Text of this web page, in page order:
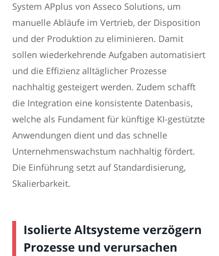
System APplus von Asseco Solutions, um
manuelle Abläufe im Vertrieb, der Disposition
und der Produktion zu eliminieren. Damit
sollen wiederkehrende Aufgaben automatisiert
und die Effizienz alltäglicher Prozesse
nachhaltig gesteigert werden. Zudem schafft
die Integration eine konsistente Datenbasis,
welche als Fundament für künftige KI-gestützte
Anwendungen dient und das schnelle
Unternehmenswachstum nachhaltig fördert.
Die Einführung setzt auf Standardisierung,
Skalierbarkeit.
Isolierte Altsysteme verzögern
Prozesse und verursachen